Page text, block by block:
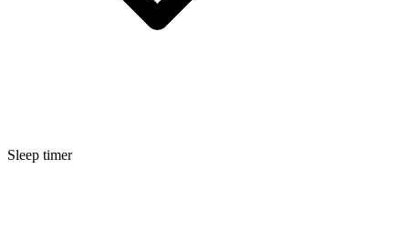
Sleep timer